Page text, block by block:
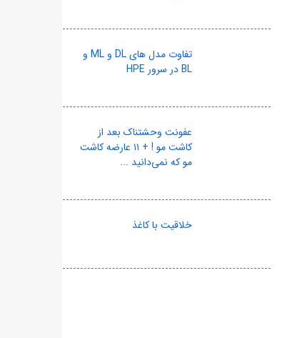
تفاوت مدل های DL و ML و
BL در سرور HPE
عفونت وحشتناک بعد از
کاشت مو ! + ۱۱ عارضه کاشت
مو که نمی‌دانید ...
خلاقیت با کاغذ